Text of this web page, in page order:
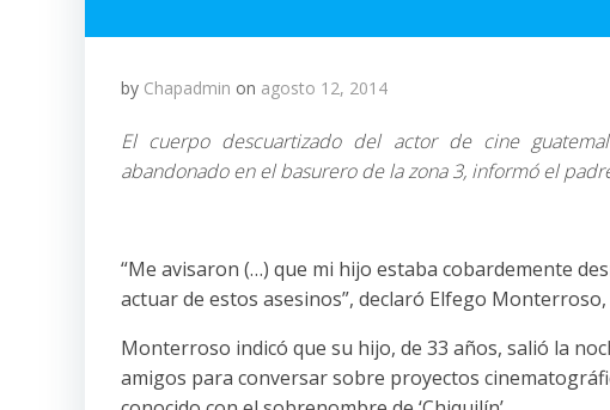
by Chapadmin on agosto 12, 2014
El cuerpo descuartizado del actor de cine
abandonado en el basurero de la zona 3, informó el
“Me avisaron (…) que mi hijo estaba cobardemente
actuar de estos asesinos”, declaró Elfego
Monterroso indicó que su hijo, de 33 años, salió la
amigos para conversar sobre proyectos